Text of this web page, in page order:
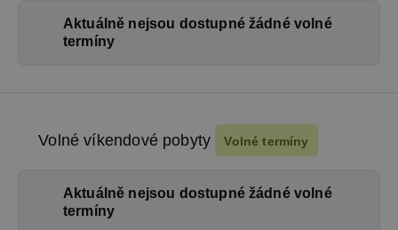
Aktuálně nejsou dostupné žádné volné
termíny
Volné víkendové pobyty Volné termíny
Aktuálně nejsou dostupné žádné volné
termíny